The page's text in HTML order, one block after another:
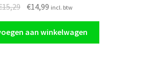
15,29 Oorspronkelijke
was:
€15,29.
€14,99 Huidige
is:
€14,99.
incl. btw
aan winkelwagen